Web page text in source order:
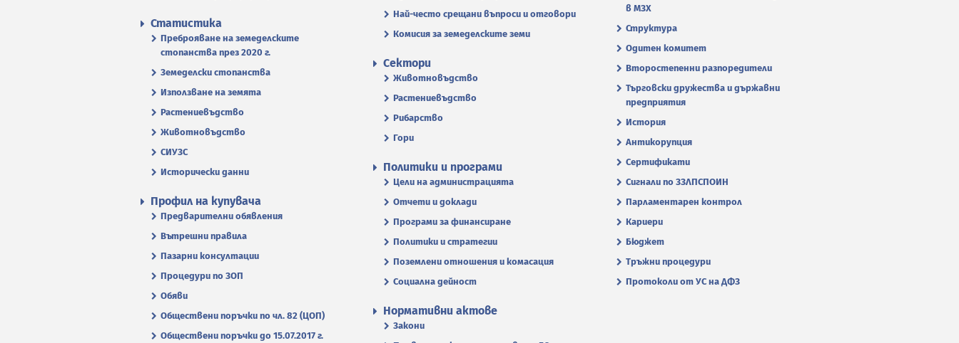
Най-често срещани въпроси и отговори
Комисия за земеделските земи
в МЗХ
Структура
Одитен комитет
Второстепенни разпоредители
Търговски дружества и държавни
предприятия
История
Антикорупция
Сертификати
Сигнали по ЗЗЛПСПОИН
Парламентарен контрол
Кариери
Бюджет
Тръжни процедури
Протоколи от УС на ДФЗ
Статистика
Преброяване на земеделските
стопанства през 2020 г.
Земеделски стопанства
Използване на земята
Растениевъдство
Животновъдство
СИУЗС
Исторически данни
Сектори
Животновъдство
Растениевъдство
Рибарство
Гори
Политики и програми
Цели на администрацията
Отчети и доклади
Програми за финансиране
Политики и стратегии
Поземлени отношения и комасация
Социална дейност
Профил на купувача
Предварителни обявления
Вътрешни правила
Пазарни консултации
Процедури по ЗОП
Обяви
Обществени поръчки по чл. 82 (ЦОП)
Обществени поръчки до 15.07.2017 г.
Нормативни актове
Закони